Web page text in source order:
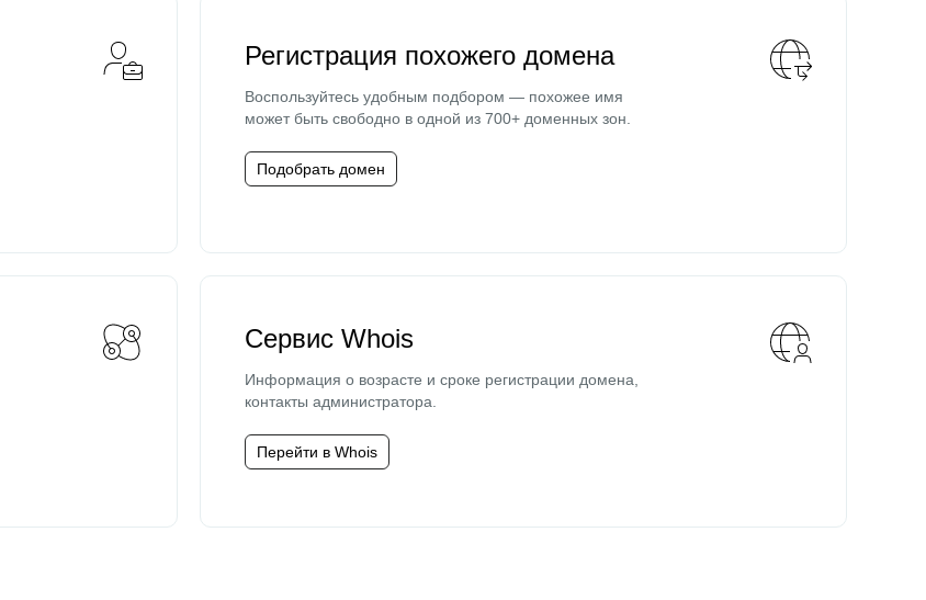
Регистрация похожего домена
Воспользуйтесь удобным подбором — похожее имя
может быть свободно в одной из 700+ доменных зон.
Подобрать домен
Сервис Whois
Информация о возрасте и сроке регистрации домена,
контакты администратора.
Перейти в Whois